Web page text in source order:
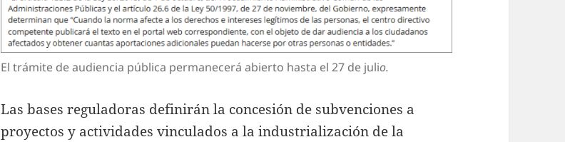
El trámite de audiencia pública permanecerá abierto hasta el 27 de julio.
Las bases reguladoras definirán la concesión de subvenciones a
proyectos y actividades vinculados a la industrialización de la